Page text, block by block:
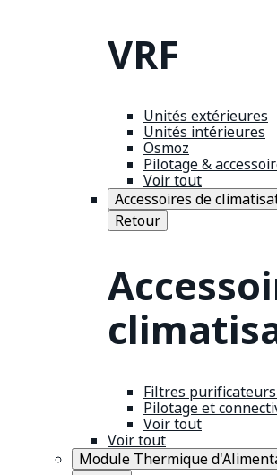
VRF
Unités extérieures
Unités intérieures
Osmoz
Pilotage &
Voir tout
Accessoires de
Retour
Filtres
Pilotage et
Voir tout
Voir tout
Module Thermique